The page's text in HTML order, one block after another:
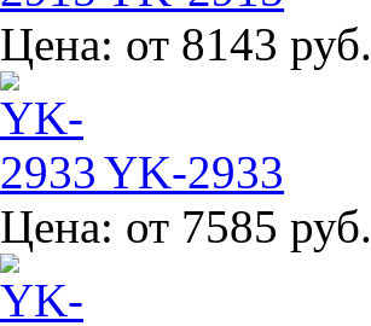
Цена: от 8143 руб.
YK-2933
Цена: от 7585 руб.